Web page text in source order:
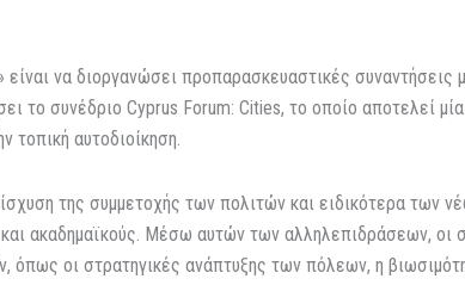
να διοργανώσει προπαρασκευαστικές συναντήσεις
το συνέδριο Cyprus Forum: Cities, το οποίο αποτελεί
τοπική αυτοδιοίκηση.
της συμμετοχής των πολιτών και ειδικότερα των
ακαδημαϊκούς. Μέσω αυτών των αλληλεπιδράσεων, οι
όπως οι στρατηγικές ανάπτυξης των πόλεων, η